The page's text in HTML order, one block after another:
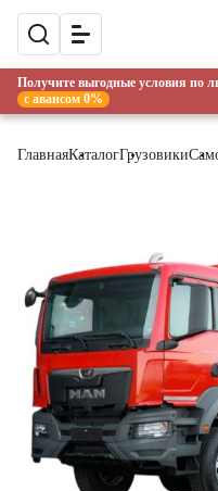
Получите выгодные условия по
с авансом 0%
ГлавнаяКаталогГрузовики